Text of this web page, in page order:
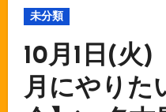
未分類
10月1日(火)
月にやりた